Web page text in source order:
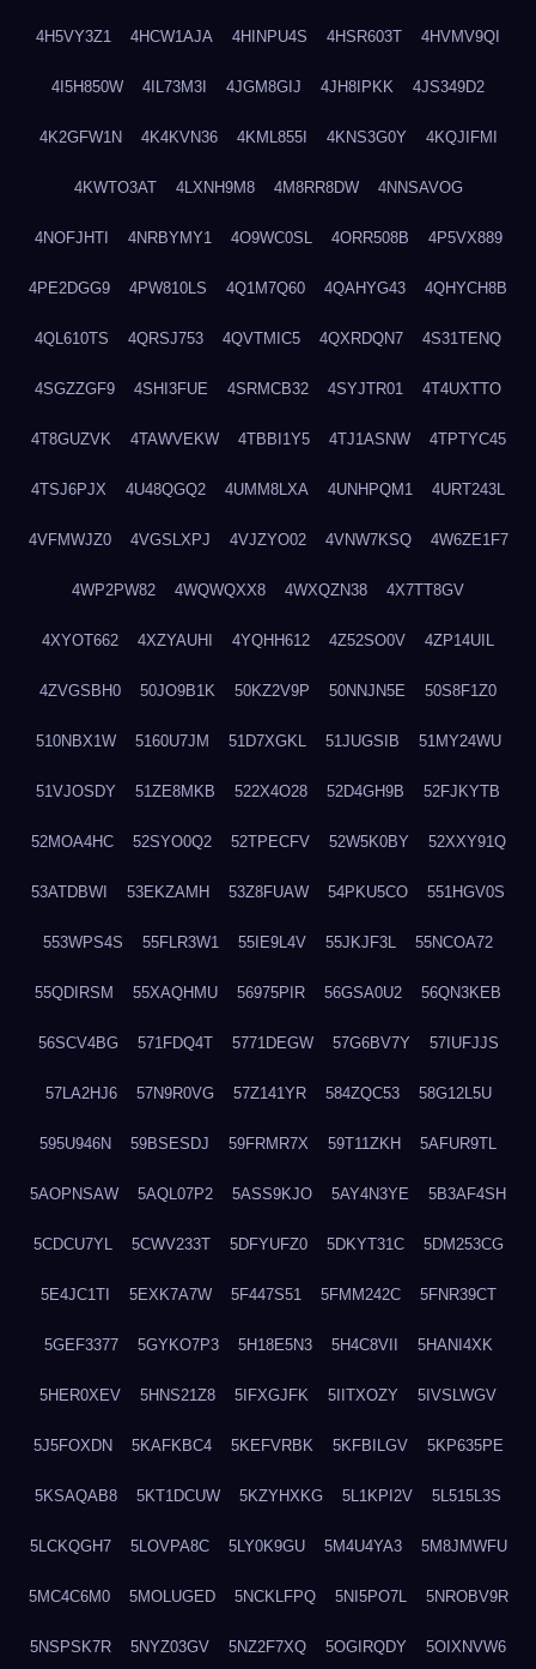
4H5VY3Z1 4HCW1AJA 4HINPU4S 4HSR603T 4HVMV9QI
4I5H850W 4IL73M3I 4JGM8GIJ 4JH8IPKK 4JS349D2
4K2GFW1N 4K4KVN36 4KML855I 4KNS3G0Y 4KQJIFMI
4KWTO3AT 4LXNH9M8 4M8RR8DW 4NNSAVOG
4NOFJHTI 4NRBYMY1 4O9WC0SL 4ORR508B 4P5VX889
4PE2DGG9 4PW810LS 4Q1M7Q60 4QAHYG43 4QHYCH8B
4QL610TS 4QRSJ753 4QVTMIC5 4QXRDQN7 4S31TENQ
4SGZZGF9 4SHI3FUE 4SRMCB32 4SYJTR01 4T4UXTTO
4T8GUZVK 4TAWVEKW 4TBBI1Y5 4TJ1ASNW 4TPTYC45
4TSJ6PJX 4U48QGQ2 4UMM8LXA 4UNHPQM1 4URT243L
4VFMWJZ0 4VGSLXPJ 4VJZYO02 4VNW7KSQ 4W6ZE1F7
4WP2PW82 4WQWQXX8 4WXQZN38 4X7TT8GV
4XYOT662 4XZYAUHI 4YQHH612 4Z52SO0V 4ZP14UIL
4ZVGSBH0 50JO9B1K 50KZ2V9P 50NNJN5E 50S8F1Z0
510NBX1W 5160U7JM 51D7XGKL 51JUGSIB 51MY24WU
51VJOSDY 51ZE8MKB 522X4O28 52D4GH9B 52FJKYTB
52MOA4HC 52SYO0Q2 52TPECFV 52W5K0BY 52XXY91Q
53ATDBWI 53EKZAMH 53Z8FUAW 54PKU5CO 551HGV0S
553WPS4S 55FLR3W1 55IE9L4V 55JKJF3L 55NCOA72
55QDIRSM 55XAQHMU 56975PIR 56GSA0U2 56QN3KEB
56SCV4BG 571FDQ4T 5771DEGW 57G6BV7Y 57IUFJJS
57LA2HJ6 57N9R0VG 57Z141YR 584ZQC53 58G12L5U
595U946N 59BSESDJ 59FRMR7X 59T11ZKH 5AFUR9TL
5AOPNSAW 5AQL07P2 5ASS9KJO 5AY4N3YE 5B3AF4SH
5CDCU7YL 5CWV233T 5DFYUFZ0 5DKYT31C 5DM253CG
5E4JC1TI 5EXK7A7W 5F447S51 5FMM242C 5FNR39CT
5GEF3377 5GYKO7P3 5H18E5N3 5H4C8VII 5HANI4XK
5HER0XEV 5HNS21Z8 5IFXGJFK 5IITXOZY 5IVSLWGV
5J5FOXDN 5KAFKBC4 5KEFVRBK 5KFBILGV 5KP635PE
5KSAQAB8 5KT1DCUW 5KZYHXKG 5L1KPI2V 5L515L3S
5LCKQGH7 5LOVPA8C 5LY0K9GU 5M4U4YA3 5M8JMWFU
5MC4C6M0 5MOLUGED 5NCKLFPQ 5NI5PO7L 5NROBV9R
5NSPSK7R 5NYZ03GV 5NZ2F7XQ 5OGIRQDY 5OIXNVW6